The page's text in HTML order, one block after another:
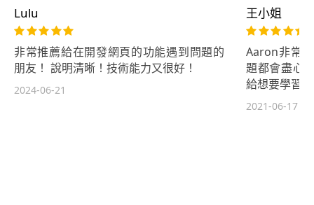
Lulu
非常推薦給在開發網頁的功能遇到問題的
朋友！ 說明清晰！技術能力又很好！
2024-06-21
王小姐
Aaron非常
題都會盡心
給想要學習
2021-06-17